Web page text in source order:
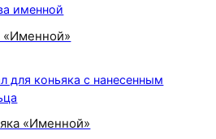
«Именной»
«Именной»